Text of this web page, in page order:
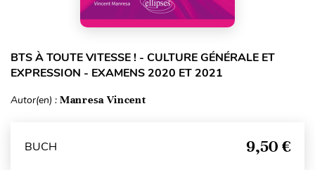
BTS À TOUTE VITESSE ! - CULTURE GÉNÉRALE ET
EXPRESSION - EXAMENS 2020 ET 2021
Autor(en) : Manresa Vincent
BUCH 9,50 €